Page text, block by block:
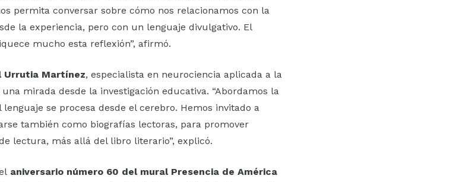
permita conversar sobre cómo nos relacionamos con la
la experiencia, pero con un lenguaje divulgativo. El
mucho esta reflexión”, afirmó.
Urrutia Martínez, especialista en neurociencia aplicada a la
mirada desde la investigación educativa. “Abordamos la
se procesa desde el cerebro. Hemos invitado a
también como biografías lectoras, para promover
lectura, más allá del libro literario”, explicó.
aniversario número 60 del mural Presencia de América